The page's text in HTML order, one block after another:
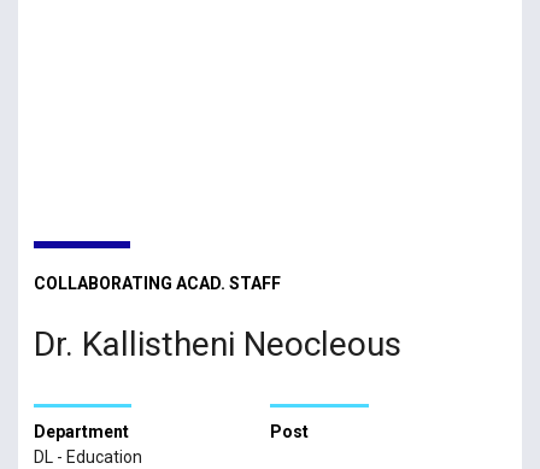
COLLABORATING ACAD. STAFF
Dr. Kallistheni Neocleous
Department
DL - Education
Post